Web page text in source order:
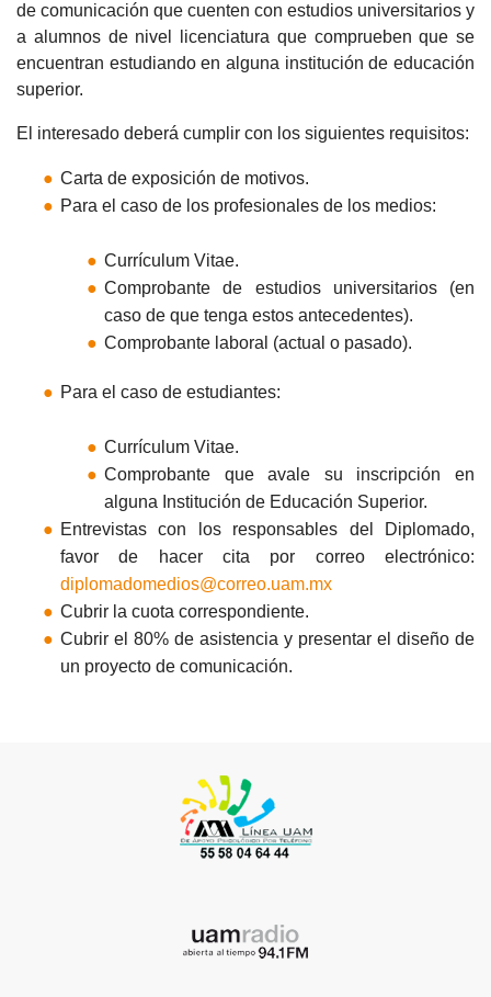
de comunicación que cuenten con estudios universitarios y
a alumnos de nivel licenciatura que comprueben que se
encuentran estudiando en alguna institución de educación
superior.
El interesado deberá cumplir con los siguientes requisitos:
Carta de exposición de motivos.
Para el caso de los profesionales de los medios:
Currículum Vitae.
Comprobante de estudios universitarios (en
caso de que tenga estos antecedentes).
Comprobante laboral (actual o pasado).
Para el caso de estudiantes:
Currículum Vitae.
Comprobante que avale su inscripción en
alguna Institución de Educación Superior.
Entrevistas con los responsables del Diplomado,
favor de hacer cita por correo electrónico:
diplomadomedios@correo.uam.mx
Cubrir la cuota correspondiente.
Cubrir el 80% de asistencia y presentar el diseño de
un proyecto de comunicación.